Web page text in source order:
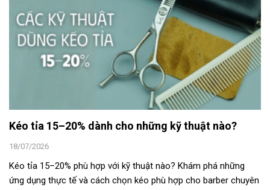
Kéo tỉa 15–20% dành cho những kỹ thuật nào?
18/07/2026
Kéo tỉa 15–20% phù hợp với kỹ thuật nào? Khám phá những
ứng dụng thực tế và cách chọn kéo phù hợp cho barber chuyên